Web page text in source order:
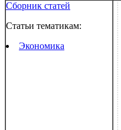
Сборник статей
Статьи тематикам:
Экономика